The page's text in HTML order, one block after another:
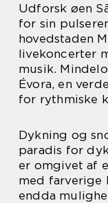
Udforsk øen
for sin
hovedstaden
livekoncerter
musik.
Évora, en
for rythmiske
Dykning og
paradis for
er omgivet af
med farverige
endda